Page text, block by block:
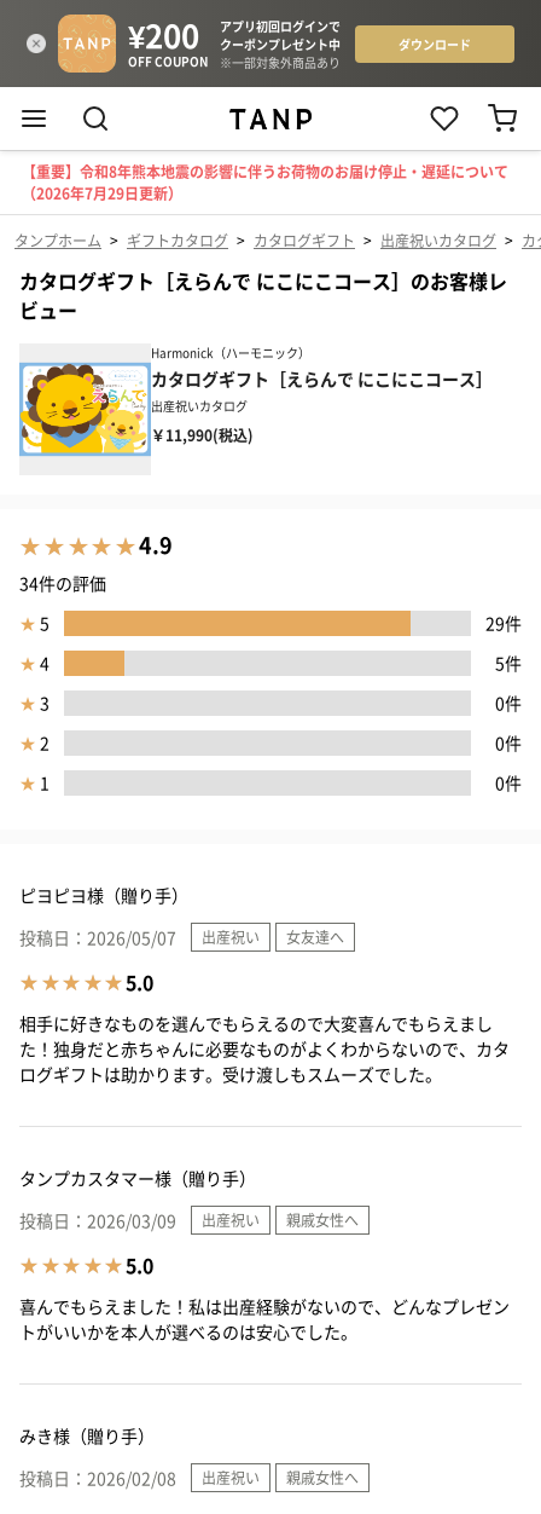
【重要】令和8年熊本地震の影響に伴うお荷物のお届け停止・遅延について
（2026年7月29日更新）
タンプホーム > ギフトカタログ > カタログギフト > 出産祝いカタログ > カ
カタログギフト［えらんで にこにこコース］のお客様レ
ビュー
Harmonick（ハーモニック）
カタログギフト［えらんで にこにこコース］
出産祝いカタログ
￥11,990(税込)
4.9
34件の評価
★ 5
29件
★ 4
5件
★ 3
0件
★ 2
0件
★ 1 0件